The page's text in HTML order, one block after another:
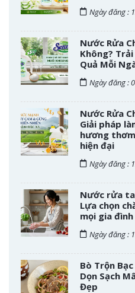
Ngày đăng :
Nước Rửa
Không?
Quả Mỗi
Ngày đăng :
Nước Rửa
Giải pháp
hương
hiện đại
Ngày đăng :
Nước rửa
Lựa chọn
mọi gia đình
Ngày đăng :
Bò Trộn
Dọn Sạch
Đẹp